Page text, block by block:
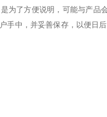
为了方便说明，可能与产品
中，并妥善保存，以便日后